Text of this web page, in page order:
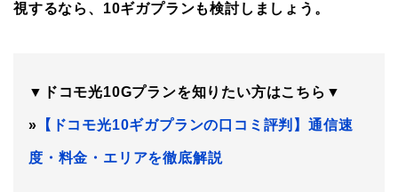
視するなら、10ギガプランも検討しましょう。
▼ドコモ光10Gプランを知りたい方はこちら▼
» 【ドコモ光10ギガプランの口コミ評判】通信速
度・料金・エリアを徹底解説